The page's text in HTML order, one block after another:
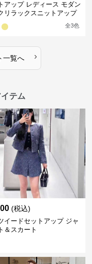
アップ レディース モダン
リラックスニットアップ
全3色
一覧へ ›
テム
(税込)
イードセットアップ ジャ
＆スカート